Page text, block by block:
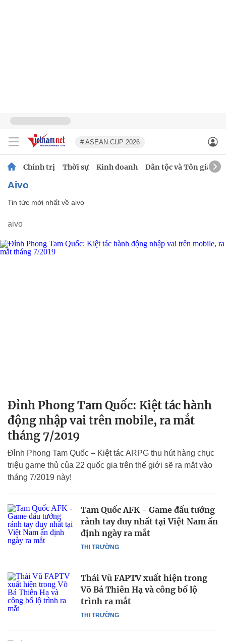
# ASEAN CUP 2026
Chính trị Thời sự Kinh doanh Dân tộc và Tôn giáo
aivo
Tin tức mới nhất về aivo
aivo
Đỉnh Phong Tam Quốc: Kiệt tác hành
động nhập vai trên mobile, ra mắt
tháng 7/2019
Đỉnh Phong Tam Quốc – Kiệt tác ARPG thu hút hàng chục
triệu game thủ của 22 quốc gia trên thế giới sẽ ra mắt vào
tháng 7/2019 này!
THỊ TRƯỜNG
Tam Quốc AFK - Game đấu tướng
rảnh tay duy nhất tại Việt Nam ấn
định ngày ra mắt
THỊ TRƯỜNG
Thái Vũ FAPTV xuất hiện trong
Võ Bá Thiên Hạ và công bố lộ
trình ra mắt